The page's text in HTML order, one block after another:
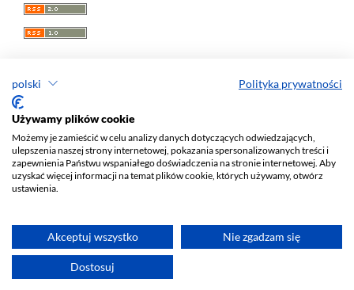
polski Polityka prywatności
Używamy plików cookie
Możemy je zamieścić w celu analizy danych dotyczących odwiedzających,
ulepszenia naszej strony internetowej, pokazania spersonalizowanych treści i
zapewnienia Państwu wspaniałego doświadczenia na stronie internetowej. Aby
uzyskać więcej informacji na temat plików cookie, których używamy, otwórz
ustawienia.
Akceptuj wszystko Nie zgadzam się
Dostosuj
Acta Universitatis Lodziensis. Folia Librorum
ISSN: 0860-7435
e-ISSN: 2450-1336
Wydawca: Wydawnictwo Uniwersytetu Łódzkiego (www)
Biuro:
journals@uni.lodz.pl
Deklaracja dostępności